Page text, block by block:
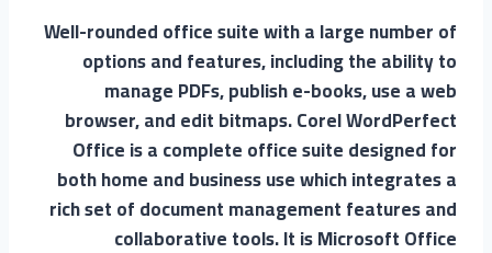
Well-rounded office suite with a large number of
options and features, including the ability to
manage PDFs, publish e-books, use a web
browser, and edit bitmaps. Corel WordPerfect
Office is a complete office suite designed for
both home and business use which integrates a
rich set of document management features and
collaborative tools. It is Microsoft Office